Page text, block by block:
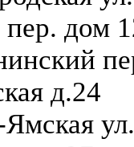
пер. дом
д.24
Ямская